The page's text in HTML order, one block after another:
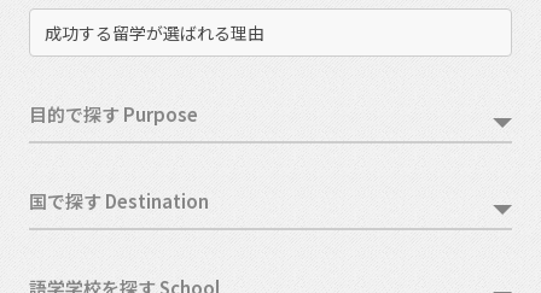
成功する留学が選ばれる理由
目的で探す Purpose
国で探す Destination
語学学校を探す School